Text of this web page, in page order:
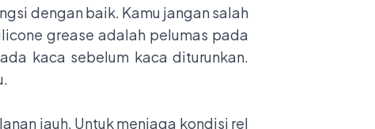
dengan baik. Kamu jangan salah
grease adalah pelumas pada
kaca sebelum kaca diturunkan.
jauh. Untuk menjaga kondisi rel